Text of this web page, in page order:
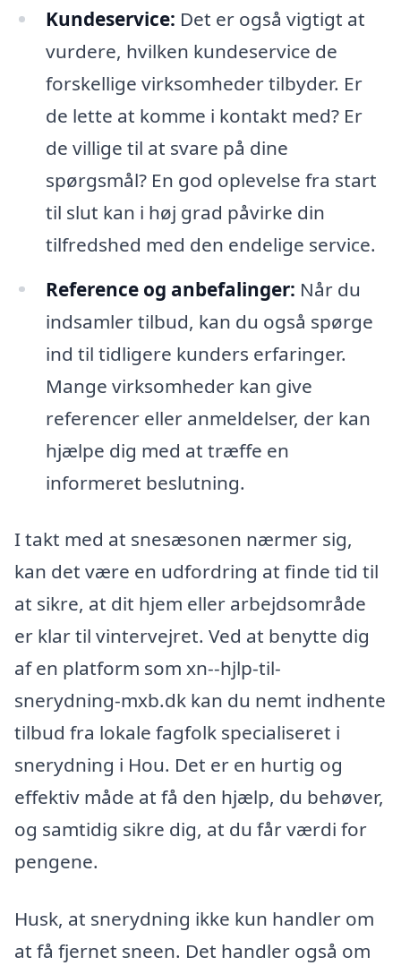
Kundeservice: Det er også vigtigt at
vurdere, hvilken kundeservice de
forskellige virksomheder tilbyder. Er
de lette at komme i kontakt med? Er
de villige til at svare på dine
spørgsmål? En god oplevelse fra start
til slut kan i høj grad påvirke din
tilfredshed med den endelige service.
Reference og anbefalinger: Når du
indsamler tilbud, kan du også spørge
ind til tidligere kunders erfaringer.
Mange virksomheder kan give
referencer eller anmeldelser, der kan
hjælpe dig med at træffe en
informeret beslutning.
I takt med at snesæsonen nærmer sig,
kan det være en udfordring at finde tid til
at sikre, at dit hjem eller arbejdsområde
er klar til vintervejret. Ved at benytte dig
af en platform som xn--hjlp-til-
snerydning-mxb.dk kan du nemt indhente
tilbud fra lokale fagfolk specialiseret i
snerydning i Hou. Det er en hurtig og
effektiv måde at få den hjælp, du behøver,
og samtidig sikre dig, at du får værdi for
pengene.
Husk, at snerydning ikke kun handler om
at få fjernet sneen. Det handler også om